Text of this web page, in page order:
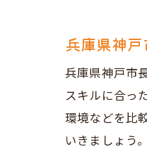
兵庫県神
兵庫県神戸市
スキルに合っ
環境などを比
いきましょう。